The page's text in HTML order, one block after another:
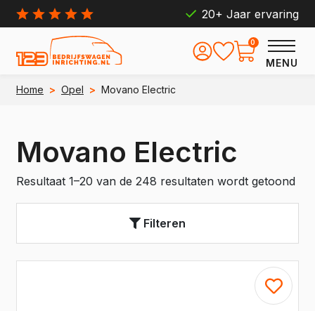
20+ Jaar ervaring
MENU
0
Home > Opel > Movano Electric
Movano Electric
Resultaat 1–20 van de 248 resultaten wordt getoond
Filteren